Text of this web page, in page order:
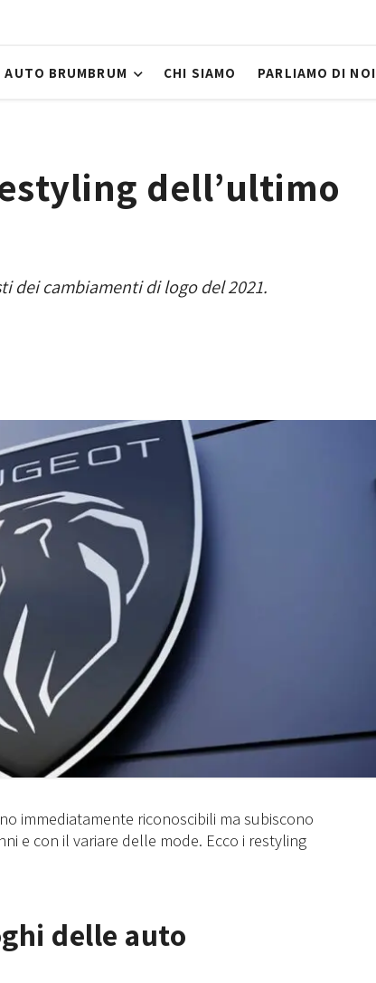
AUTO BRUMBRUM CHI SIAMO PARLIAMO DI NOI
dell’ultimo
dei cambiamenti di logo del 2021.
immediatamente riconoscibili ma subiscono
e con il variare delle mode. Ecco i restyling
delle auto